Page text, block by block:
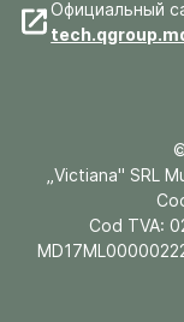
Официальный
„Victiana" SRL
Cod TVA: